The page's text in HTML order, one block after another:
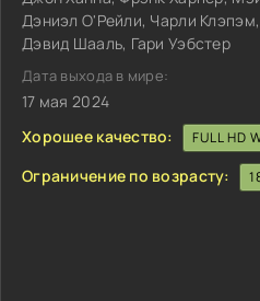
Дэниэл О'Рейли, Чарли
Дэвид Шааль, Гари Уэбстер
Дата выхода в мире:
17 мая 2024
Хорошее качество:
FULL HD
Ограничение по возрасту: